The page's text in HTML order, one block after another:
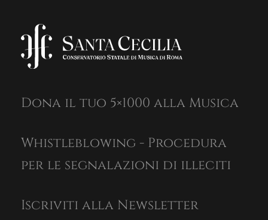
Dona il tuo 5×1000 alla Musica
Whistleblowing - Procedura
per le segnalazioni di illeciti
Iscriviti alla Newsletter